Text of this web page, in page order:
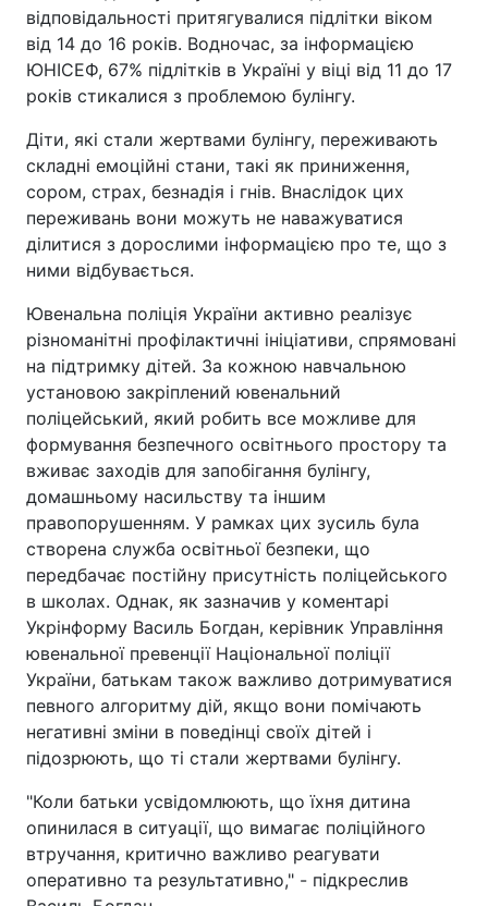
відповідальності притягувалися підлітки віком
від 14 до 16 років. Водночас, за інформацією
ЮНІСЕФ, 67% підлітків в Україні у віці від 11 до 17
років стикалися з проблемою булінгу.
Діти, які стали жертвами булінгу, переживають
складні емоційні стани, такі як приниження,
сором, страх, безнадія і гнів. Внаслідок цих
переживань вони можуть не наважуватися
ділитися з дорослими інформацією про те, що з
ними відбувається.
Ювенальна поліція України активно реалізує
різноманітні профілактичні ініціативи, спрямовані
на підтримку дітей. За кожною навчальною
установою закріплений ювенальний
поліцейський, який робить все можливе для
формування безпечного освітнього простору та
вживає заходів для запобігання булінгу,
домашньому насильству та іншим
правопорушенням. У рамках цих зусиль була
створена служба освітньої безпеки, що
передбачає постійну присутність поліцейського
в школах. Однак, як зазначив у коментарі
Укрінформу Василь Богдан, керівник Управління
ювенальної превенції Національної поліції
України, батькам також важливо дотримуватися
певного алгоритму дій, якщо вони помічають
негативні зміни в поведінці своїх дітей і
підозрюють, що ті стали жертвами булінгу.
"Коли батьки усвідомлюють, що їхня дитина
опинилася в ситуації, що вимагає поліційного
втручання, критично важливо реагувати
оперативно та результативно," - підкреслив